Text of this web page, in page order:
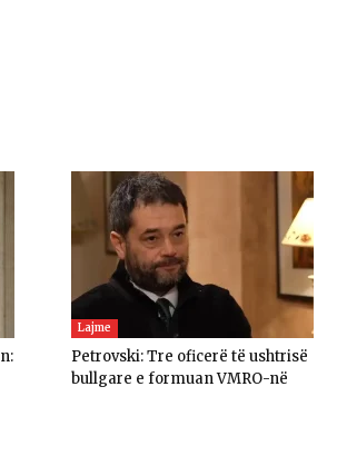
Lajme
Petrovski: Tre oficerë të ushtrisë
bullgare e formuan VMRO-në